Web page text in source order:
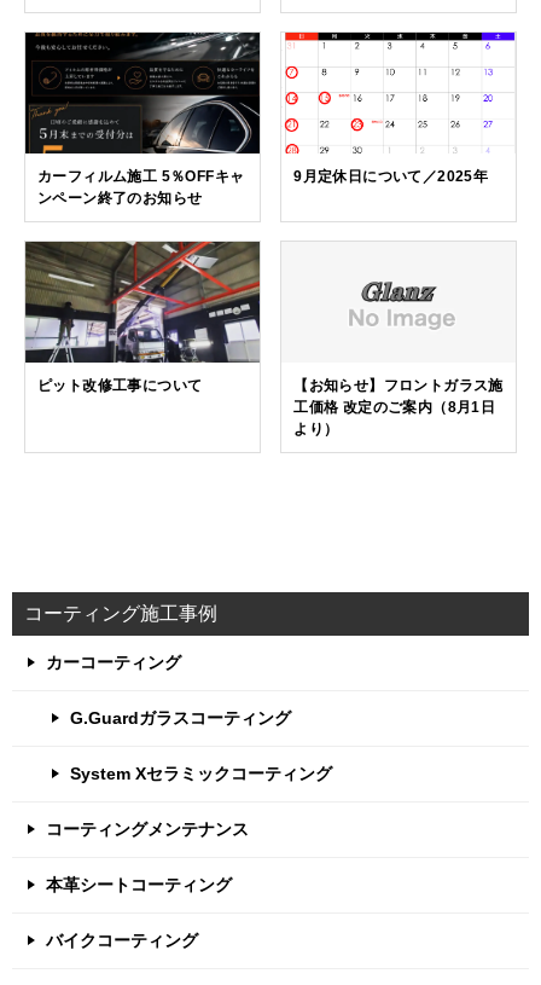
カーフィルム施工 5％OFFキャ
ンペーン終了のお知らせ
9月定休日について／2025年
ピット改修工事について
【お知らせ】フロントガラス施
工価格 改定のご案内（8月1日
より）
コーティング施工事例
カーコーティング
G.Guardガラスコーティング
System Xセラミックコーティング
コーティングメンテナンス
本革シートコーティング
バイクコーティング